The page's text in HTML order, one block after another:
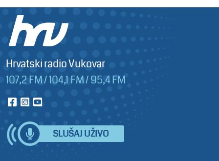
Hrvatski radio Vukovar
107,2 FM / 104,1 FM / 95,4 FM
SLUŠAJ UŽIVO